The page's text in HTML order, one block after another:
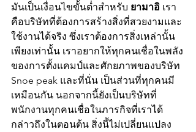
มันเป็นเงื่อนไขขั้นต่ำสําหรับ ยามาอิ เรา
คือบริษัทที่ต้องการสร้างสิ่งที่สวยงามและ
ใช้งานได้จริง ซึ่งเราต้องการสิ่งเหล่านั้น
เพียงเท่านั้น เราอยากให้ทุกคนเชื่อในพลัง
ของการตั้งแคมป์และศักยภาพของบริษัท
Snoe peak และที่นั่น เป็นส่วนที่ทุกคนมี
เหมือนกัน นอกจากนี้ยังเป็นบริษัทที่
พนักงานทุกคนเชื่อในภารกิจที่เราได้
กล่าวถึงในตอนต้น สิ่งนี้ไม่เปลี่ยนแปลง